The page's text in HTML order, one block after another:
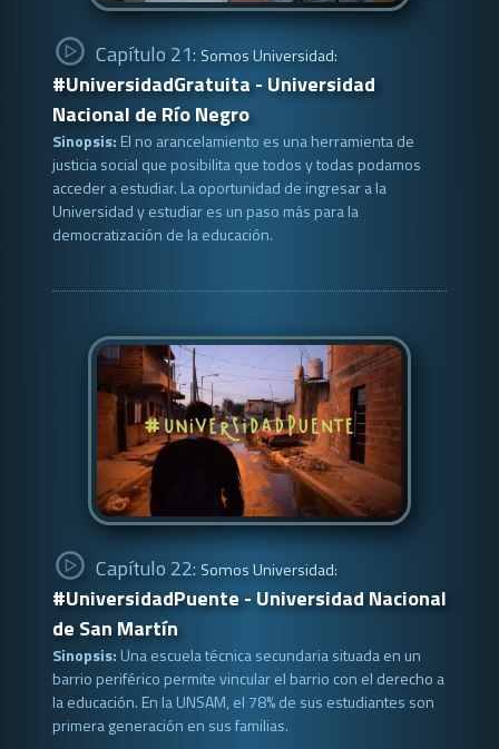
Capítulo 21: Somos Universidad:
#UniversidadGratuita - Universidad
Nacional de Río Negro
Sinopsis: El no arancelamiento es una herramienta de
justicia social que posibilita que todos y todas podamos
acceder a estudiar. La oportunidad de ingresar a la
Universidad y estudiar es un paso más para la
democratización de la educación.
Capítulo 22: Somos Universidad:
#UniversidadPuente - Universidad Nacional
de San Martín
Sinopsis: Una escuela técnica secundaria situada en un
barrio periférico permite vincular el barrio con el derecho a
la educación. En la UNSAM, el 78% de sus estudiantes son
primera generación en sus familias.